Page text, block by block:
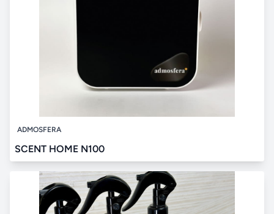
ADMOSFERA
SCENT HOME N100